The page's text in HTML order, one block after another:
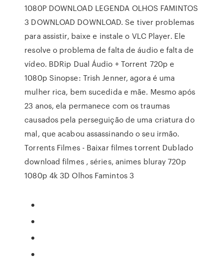
1080P DOWNLOAD LEGENDA OLHOS FAMINTOS
3 DOWNLOAD DOWNLOAD. Se tiver problemas
para assistir, baixe e instale o VLC Player. Ele
resolve o problema de falta de áudio e falta de
vídeo. BDRip Dual Áudio + Torrent 720p e
1080p Sinopse: Trish Jenner, agora é uma
mulher rica, bem sucedida e mãe. Mesmo após
23 anos, ela permanece com os traumas
causados pela perseguição de uma criatura do
mal, que acabou assassinando o seu irmão.
Torrents Filmes - Baixar filmes torrent Dublado
download filmes , séries, animes bluray 720p
1080p 4k 3D Olhos Famintos 3